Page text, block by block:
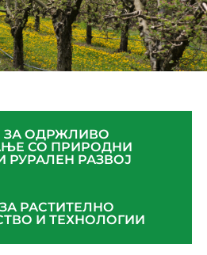
ЗА ОДРЖЛИВО
СО ПРИРОДНИ
РУРАЛЕН РАЗВОЈ
РАСТИТЕЛНО
И ТЕХНОЛОГИИ